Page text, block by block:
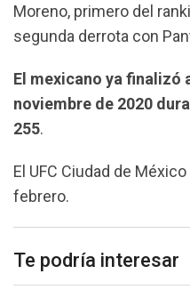
Moreno, primero del
segunda derrota con
El mexicano ya finalizó
noviembre de 2020
255.
El UFC Ciudad de
febrero.
Te podría interesar